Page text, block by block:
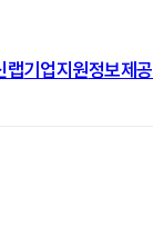
랩기업지원정보제공